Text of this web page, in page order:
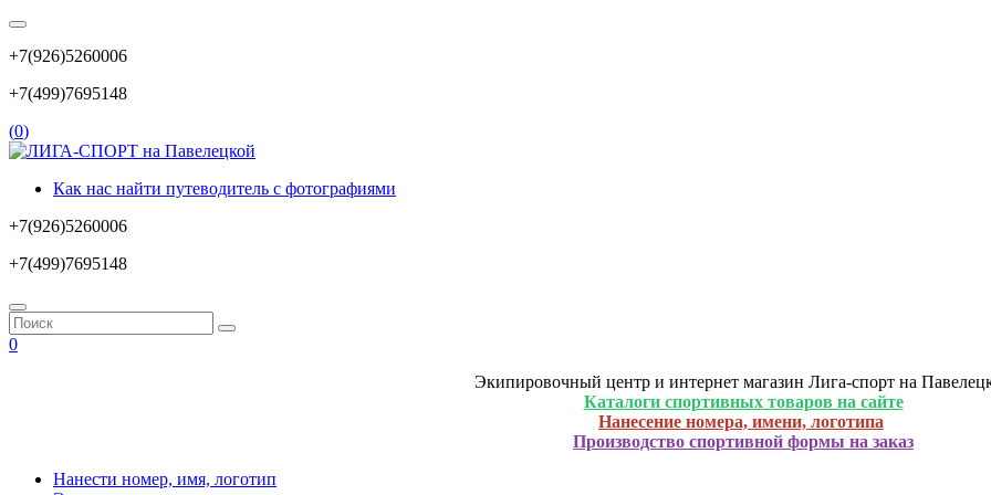
+7(926)5260006
+7(499)7695148
(0)
Как нас найти путеводитель с фотографиями
+7(926)5260006
+7(499)7695148
0
Экипировочный центр и интернет магазин Лига-спорт на
Каталоги спортивных товаров на сайте
Нанесение номера, имени, логотипа
Производство спортивной формы на заказ
Нанести номер, имя, логотип